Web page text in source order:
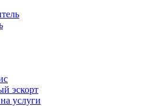
эскорт
услуги